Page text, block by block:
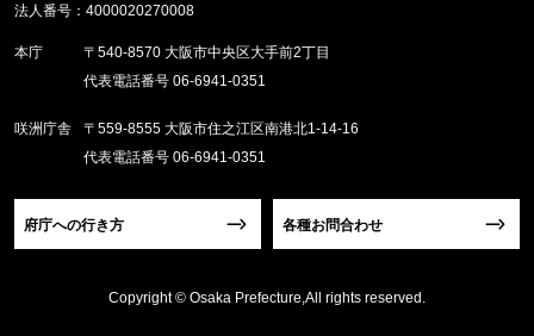
法人番号：4000020270008
本庁
〒540-8570 大阪市中央区大手前2丁目
代表電話番号 06-6941-0351
咲洲庁舎
〒559-8555 大阪市住之江区南港北1-14-16
代表電話番号 06-6941-0351
府庁への行き方 各種お問合わせ
Copyright © Osaka Prefecture,All rights reserved.